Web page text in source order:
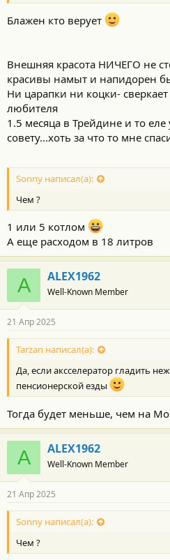
Блажен кто верует
Внешняя красота НИЧЕГО не
красивы намыт и напидорен
Ни царапки ни коцки- сверкает
любителя
1.5 месяца в Трейдине и то
совету...хоть за что то мне
Sonny написал(а):
Чем ?
1 или 5 котлом
А еще расходом в 18 литров
A ALEX1962
Well-Known Member
21 Апр 2025
Tarzan написал(а):
Да, если аксселератор гладить
пенсионерской езды
Тогда будет меньше, чем на
A ALEX1962
Well-Known Member
21 Апр 2025
Sonny написал(а):
Чем ?